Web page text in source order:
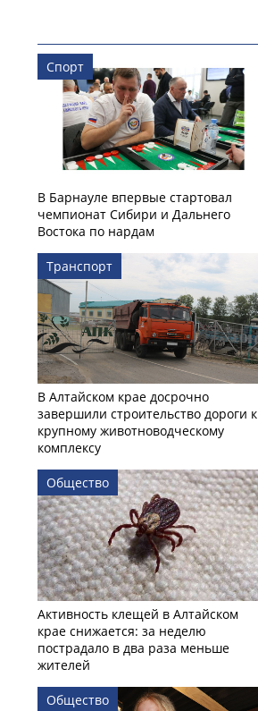
Спорт
В Барнауле впервые стартовал
чемпионат Сибири и Дальнего
Востока по нардам
Транспорт
В Алтайском крае досрочно
завершили строительство дороги к
крупному животноводческому
комплексу
Общество
Активность клещей в Алтайском
крае снижается: за неделю
пострадало в два раза меньше
жителей
Общество